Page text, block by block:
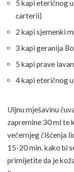
5 kapi eteričnog
carterii)
2 kapi sjemenki
3 kapi geranija
5 kapi prave
4 kapi eteričnog
Uljnu mješavinu
zapremine 30 ml te
večernjeg čišćenja
15-20 min. kako bi
primijetite da je